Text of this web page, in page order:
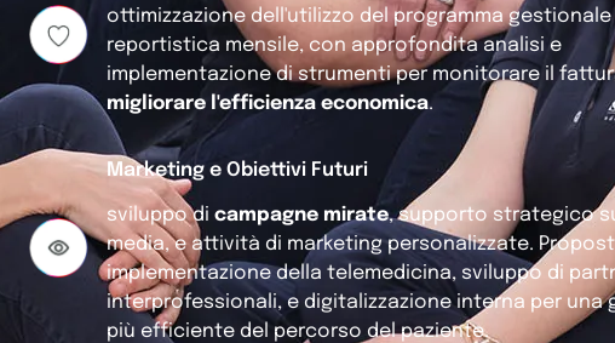
ottimizzazione dell'utilizzo del programma gestionale
reportistica mensile, con approfondita analisi e
implementazione di strumenti per monitorare il
migliorare l'efficienza economica.
Marketing e Obiettivi Futuri
sviluppo di campagne mirate, supporto strategico
media, e attività di marketing personalizzate.
implementazione della telemedicina, sviluppo di
interprofessionali, e digitalizzazione interna per una
più efficiente del percorso del paziente.